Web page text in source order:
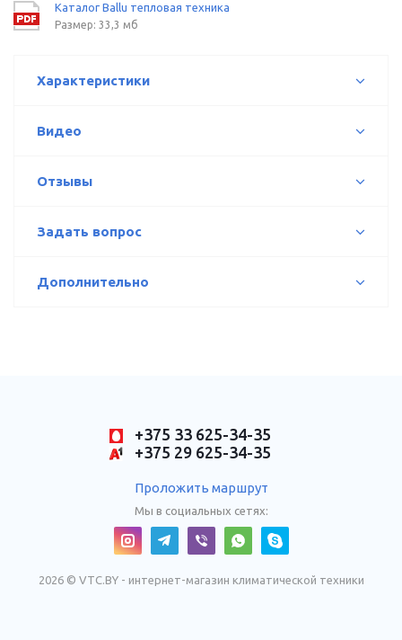
Каталог Ballu тепловая техника
Размер: 33,3 мб
Характеристики
Видео
Отзывы
Задать вопрос
Дополнительно
+375 33 625-34-35
+375 29 625-34-35
Проложить маршрут
Мы в социальных сетях:
2026 © VTC.BY - интернет-магазин климатической техники